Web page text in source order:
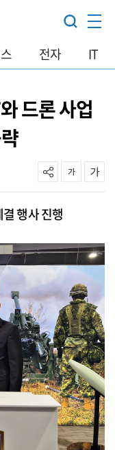
전자 IT
드론 사업
행사 진행